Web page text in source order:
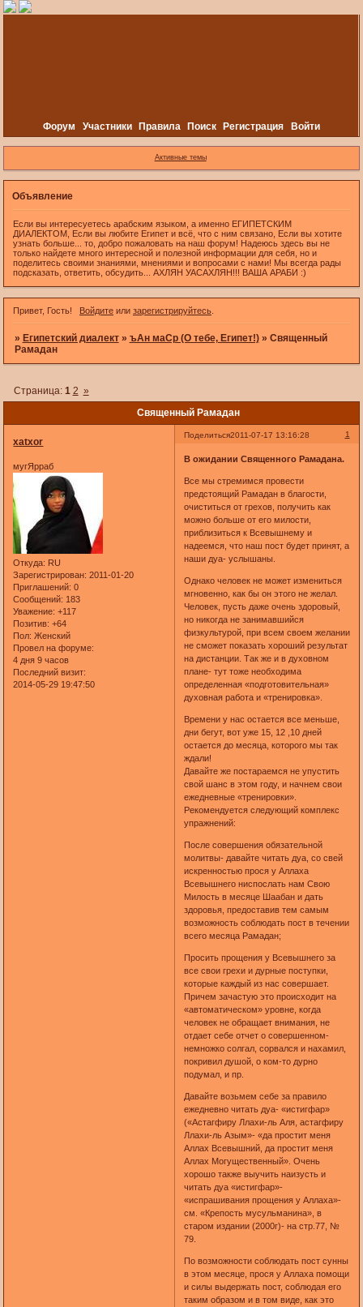
Форум Участники Правила Поиск Регистрация Войти
Активные темы
Объявление
Если вы интересуетесь арабским языком, а именно ЕГИПЕТСКИМ
ДИАЛЕКТОМ, Если вы любите Египет и всё, что с ним связано, Если вы хотите
узнать больше... то, добро пожаловать на наш форум! Надеюсь здесь вы не
только найдете много интересной и полезной информации для себя, но и
поделитесь своими знаниями, мнениями и вопросами с нами! Мы всегда рады
подсказать, ответить, обсудить... АХЛЯН УАСАХЛЯН!!! ВАША АРАБИ :)
Привет, Гость! Войдитеили зарегистрируйтесь.
» Египетский диалект » ъАн маСр (О тебе, Египет!) » Священный
Рамадан
Священный Рамадан
Страница: 1 2 »
Поделиться 1
2011-07-17 13:16:28
xatxor
мугЯрраб
Откуда: RU
Зарегистрирован: 2011-01-20
Приглашений: 0
Сообщений: 183
Уважение: +117
Позитив: +64
Пол: Женский
Провел на форуме:
4 дня 9 часов
Последний визит:
2014-05-29 19:47:50
В ожидании Священного Рамадана.
Все мы стремимся провести
предстоящий Рамадан в благости,
очиститься от грехов, получить как
можно больше от его милости,
приблизиться к Всевышнему и
надеемся, что наш пост будет принят, а
наши дуа- услышаны.
Однако человек не может измениться
мгновенно, как бы он этого не желал.
Человек, пусть даже очень здоровый,
но никогда не занимавшийся
физкультурой, при всем своем желании
не сможет показать хороший результат
на дистанции. Так же и в духовном
плане- тут тоже необходима
определенная «подготовительная»
духовная работа и «тренировка».
Времени у нас остается все меньше,
дни бегут, вот уже 15, 12 ,10 дней
остается до месяца, которого мы так
ждали!
Давайте же постараемся не упустить
свой шанс в этом году, и начнем свои
ежедневные «тренировки».
Рекомендуется следующий комплекс
упражнений:
После совершения обязательной
молитвы- давайте читать дуа, со свей
искренностью прося у Аллаха
Всевышнего ниспослать нам Свою
Милость в месяце Шаабан и дать
здоровья, предоставив тем самым
возможность соблюдать пост в течении
всего месяца Рамадан;
Просить прощения у Всевышнего за
все свои грехи и дурные поступки,
которые каждый из нас совершает.
Причем зачастую это происходит на
«автоматическом» уровне, когда
человек не обращает внимания, не
отдает себе отчет о совершенном-
немножко солгал, сорвался и нахамил,
покривил душой, о ком-то дурно
подумал, и пр.
Давайте возьмем себе за правило
ежедневно читать дуа- «истигфар»
(«Астагфиру Ллахи-ль Аля, астагфиру
Ллахи-ль Азым»- «да простит меня
Аллах Всевышний, да простит меня
Аллах Могущественный». Очень
хорошо также выучить наизусть и
читать дуа «истигфар»-
«испрашивания прощения у Аллаха»-
см. «Крепость мусульманина», в
старом издании (2000г)- на стр.77, №
79.
По возможности соблюдать пост сунны
в этом месяце, прося у Аллаха помощи
и силы выдержать пост, соблюдая его
таким образом и в том виде, как это